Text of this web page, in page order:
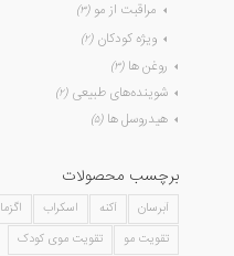
مراقبت از مو (۳)
ویژه کودکان (۲)
روغن ها (۳)
شوینده‌های طبیعی (۲)
هیدروسل ها (۵)
برچسب محصولات
آبرسان آکنه اسکراب
اگزما
تقویت مو
تقویت موی کودک